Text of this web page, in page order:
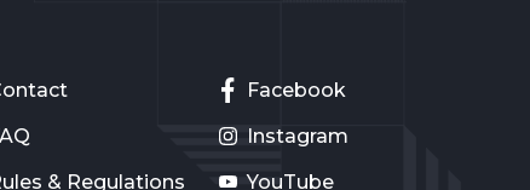
& Regulations
Facebook
Instagram
YouTube